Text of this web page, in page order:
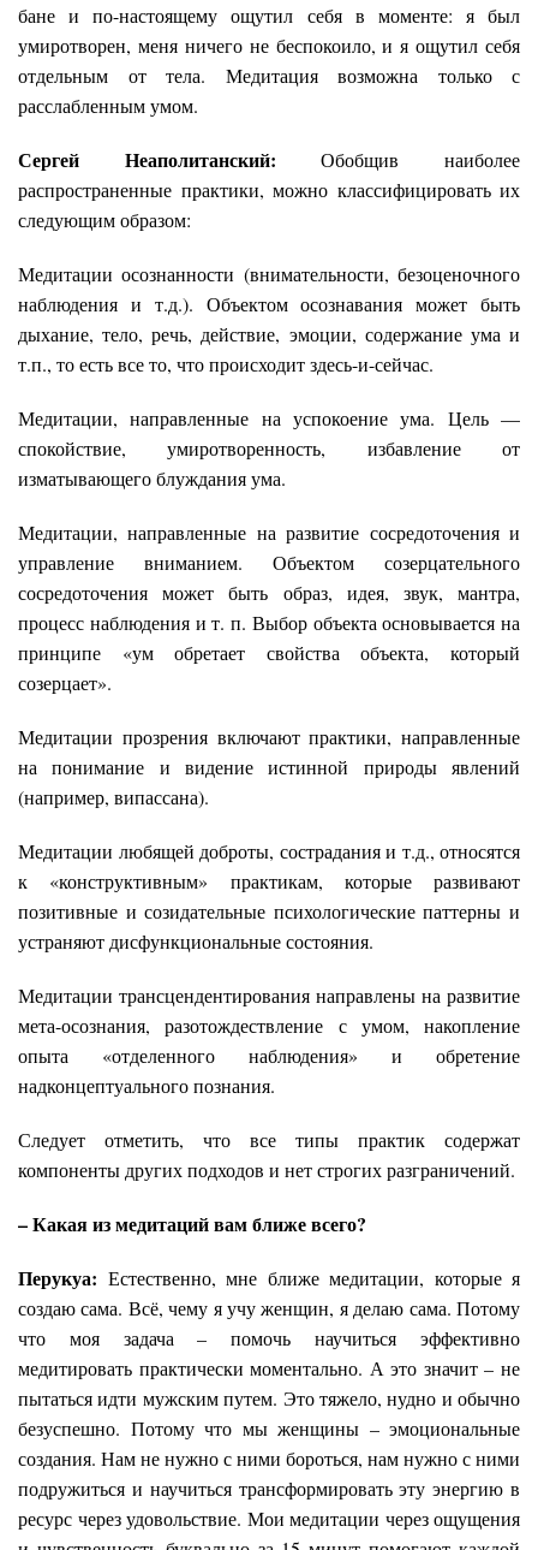
бане и по-настоящему ощутил себя в моменте: я был
умиротворен, меня ничего не беспокоило, и я ощутил себя
отдельным от тела. Медитация возможна только с
расслабленным умом.
Сергей Неаполитанский:Обобщив наиболее
распространенные практики, можно классифицировать их
следующим образом:
Медитации осознанности (внимательности, безоценочного
наблюдения и т.д.). Объектом осознавания может быть
дыхание, тело, речь, действие, эмоции, содержание ума и
т.п., то есть все то, что происходит здесь-и-сейчас.
Медитации, направленные на успокоение ума. Цель —
спокойствие, умиротворенность, избавление от
изматывающего блуждания ума.
Медитации, направленные на развитие сосредоточения и
управление вниманием. Объектом созерцательного
сосредоточения может быть образ, идея, звук, мантра,
процесс наблюдения и т. п. Выбор объекта основывается на
принципе «ум обретает свойства объекта, который
созерцает».
Медитации прозрения включают практики, направленные
на понимание и видение истинной природы явлений
(например, випассана).
Медитации любящей доброты, сострадания и т.д., относятся
к «конструктивным» практикам, которые развивают
позитивные и созидательные психологические паттерны и
устраняют дисфункциональные состояния.
Медитации трансцендентирования направлены на развитие
мета-осознания, разотождествление с умом, накопление
опыта «отделенного наблюдения» и обретение
надконцептуального познания.
Следует отметить, что все типы практик содержат
компоненты других подходов и нет строгих разграничений.
– Какая из медитаций вам ближе всего?
Перукуа: Естественно, мне ближе медитации, которые я
создаю сама. Всё, чему я учу женщин, я делаю сама. Потому
что моя задача – помочь научиться эффективно
медитировать практически моментально. А это значит – не
пытаться идти мужским путем. Это тяжело, нудно и обычно
безуспешно. Потому что мы женщины – эмоциональные
создания. Нам не нужно с ними бороться, нам нужно с ними
подружиться и научиться трансформировать эту энергию в
ресурс через удовольствие. Мои медитации через ощущения